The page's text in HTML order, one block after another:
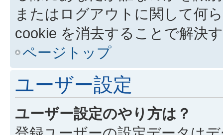
またはログアウトに関して何
cookie を消去することで解決
ページトップ
ユーザー設定
ユーザー設定のやり方は？